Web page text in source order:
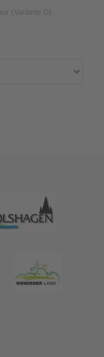
(Variante D).